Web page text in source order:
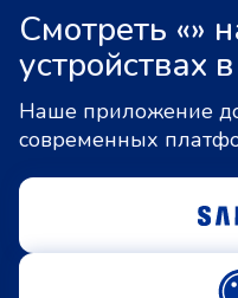
Смотреть «»
устройствах
Наше приложение
современных